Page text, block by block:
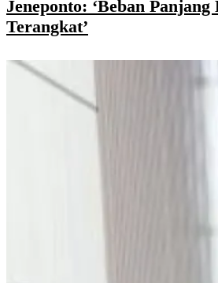
Jeneponto: ‘Beban
Terangkat’